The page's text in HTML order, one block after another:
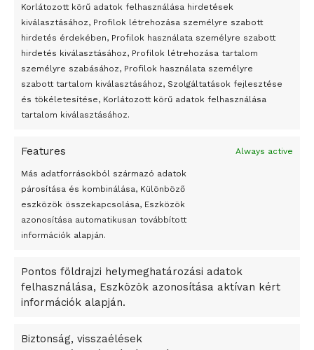
Korlátozott körű adatok felhasználása hirdetések
kiválasztásához, Profilok létrehozása személyre szabott
hirdetés érdekében, Profilok használata személyre szabott
hirdetés kiválasztásához, Profilok létrehozása tartalom
személyre szabásához, Profilok használata személyre
szabott tartalom kiválasztásához, Szolgáltatások fejlesztése
és tökéletesítése, Korlátozott körű adatok felhasználása
tartalom kiválasztásához.
Features Always active
Más adatforrásokból származó adatok
párosítása és kombinálása, Különböző
eszközök összekapcsolása, Eszközök
azonosítása automatikusan továbbított
információk alapján.
Pontos földrajzi helymeghatározási adatok
felhasználása, Eszközök azonosítása aktívan kért
információk alapján.
Biztonság, visszaélések
Átmenetileg szünetelnek az összecsapások Bahmutnál
Egy vagyonért adták el Banksy művét miután elégették.
Az 1950-ben elhunyt alkotók művei szabadon
felhasználhatóvá válnak
Peking – A visegrádi országok zsidó kulturális örökségét
bemutató fotókiállítás nyílt
Megveszi az osztrák Wienerberger az amerikai Meridian
Bricket
A Startup Campus egyetemi programjainak legjobbjai az
A Ringo Starr új albummal jelentkezik
A Vajdasági Magyar Szövetség államtitkárait kinevezték
Dzsingisz kán hódító hadjárata okozta